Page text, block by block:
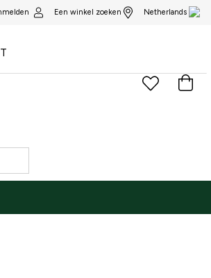
Een winkel zoeken Netherlands